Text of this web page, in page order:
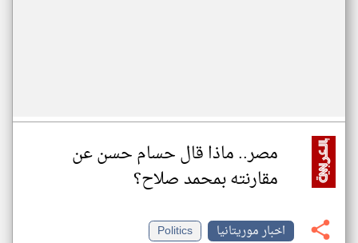
مصر.. ماذا قال حسام حسن عن
مقارنته بمحمد صلاح؟
اخبار موريتانيا
Politics